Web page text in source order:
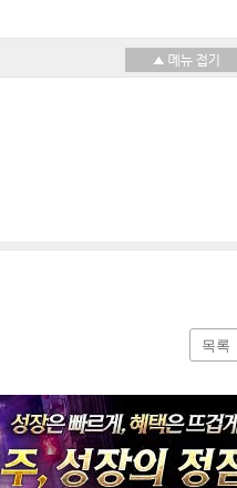
목록